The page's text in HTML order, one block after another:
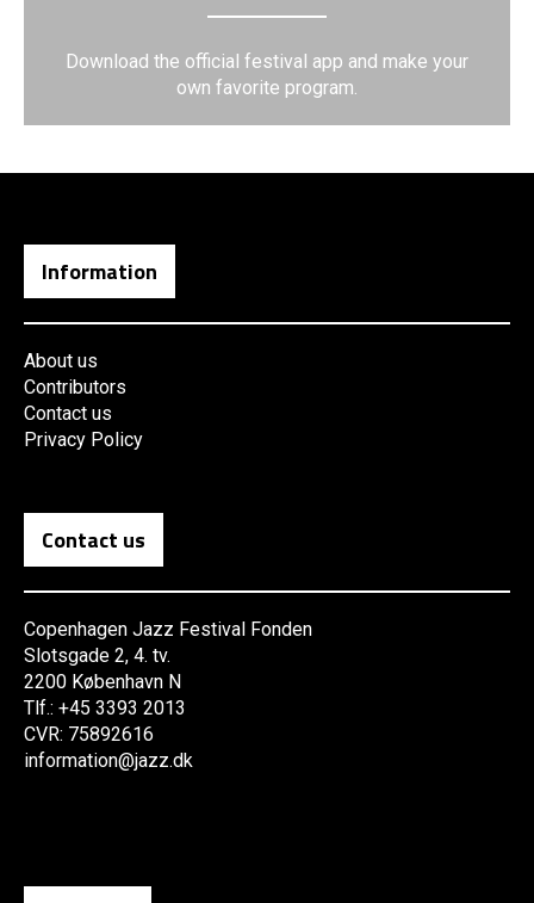
Download the official festival app and make your
own favorite program.
Information
About us
Contributors
Contact us
Privacy Policy
Contact us
Copenhagen Jazz Festival Fonden
Slotsgade 2, 4. tv.
2200 København N
Tlf.: +45 3393 2013
CVR: 75892616
information@jazz.dk